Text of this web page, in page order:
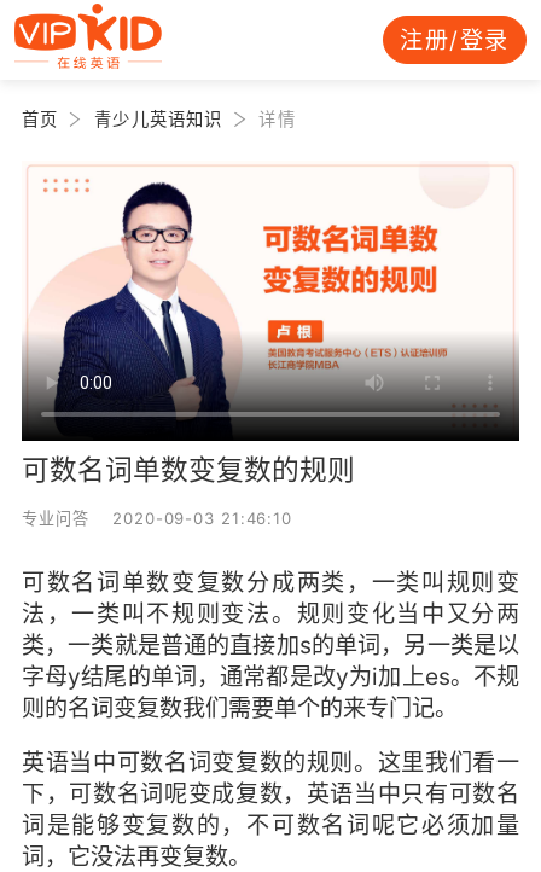
注册/登录
首页 青少儿英语知识 详情
可数名词单数变复数的规则
专业问答 2020-09-03 21:46:10
可数名词单数变复数分成两类，一类叫规则变
法，一类叫不规则变法。规则变化当中又分两
类，一类就是普通的直接加s的单词，另一类是以
字母y结尾的单词，通常都是改y为i加上es。不规
则的名词变复数我们需要单个的来专门记。
英语当中可数名词变复数的规则。这里我们看一
下，可数名词呢变成复数，英语当中只有可数名
词是能够变复数的，不可数名词呢它必须加量
词，它没法再变复数。